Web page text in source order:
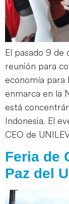
El pasado 9
reunión para
economía para
enmarca en la
está
Indonesia. El
CEO de
Feria de
Paz del